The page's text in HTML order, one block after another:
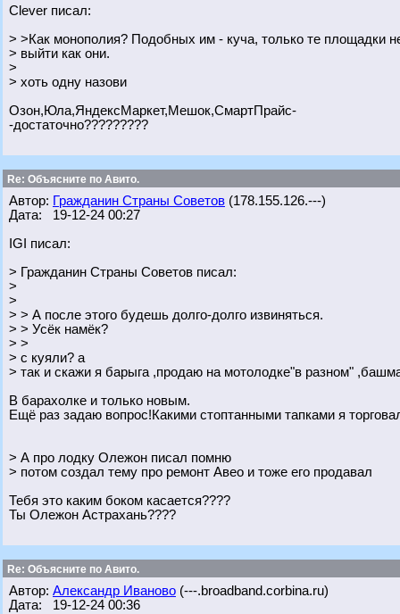
Clever писал:
> >Как монополия? Подобных им - куча, только те площадки
> выйти как они.
>
> хоть одну назови
Озон,Юла,ЯндексМаркет,Мешок,СмартПрайс-
-достаточно?????????
Re: Объясните по Авито.
Автор: Гражданин Страны Советов (178.155.126.---)
Дата: 19-12-24 00:27
IGI писал:
> Гражданин Страны Советов писал:
>
>
> > А после этого будешь долго-долго извиняться.
> > Усёк намёк?
> >
> с куяли? а
> так и скажи я барыга ,продаю на мотолодке"в разном"
В барахолке и только новым.
Ещё раз задаю вопрос!Какими стоптанными тапками я
> А про лодку Олежон писал помню
> потом создал тему про ремонт Авео и тоже его продавал
Тебя это каким боком касается????
Ты Олежон Астрахань????
Re: Объясните по Авито.
Автор: Александр Иваново (---.broadband.corbina.ru)
Дата: 19-12-24 00:36